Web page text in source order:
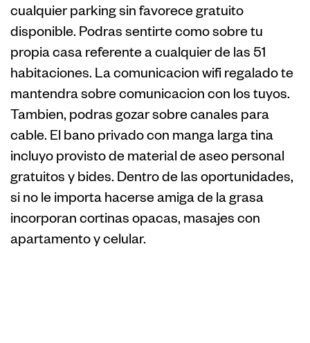
cualquier parking sin favorece gratuito
disponible. Podras sentirte como sobre tu
propia casa referente a cualquier de las 51
habitaciones. La comunicacion wifi regalado te
mantendra sobre comunicacion con los tuyos.
Tambien, podras gozar sobre canales para
cable. El bano privado con manga larga tina
incluyo provisto de material de aseo personal
gratuitos y bides. Dentro de las oportunidades,
si no le importa hacerse amiga de la grasa
incorporan cortinas opacas, masajes con
apartamento y celular.